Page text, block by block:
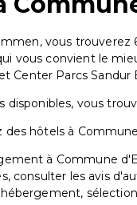
vous trouverez
vous convient le
Center Parcs Sandur
disponibles, vous
des hôtels à
à Commune
consulter les avis